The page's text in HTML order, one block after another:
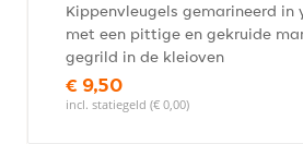
Kippenvleugels gemarineerd in
met een pittige en gekruide
gegrild in de kleioven
€ 9,50
incl. statiegeld (€ 0,00)